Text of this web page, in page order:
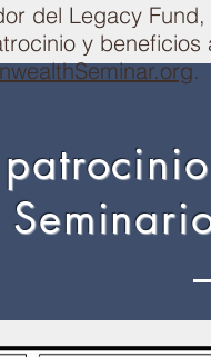
del Legacy Fund,
y
.